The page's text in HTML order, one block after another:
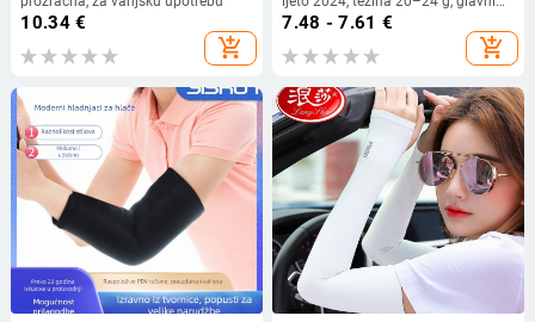
10.34€
add_shopping_cart
materijal 70–80%
7.48 - 7.61 €
add_shopping_cart